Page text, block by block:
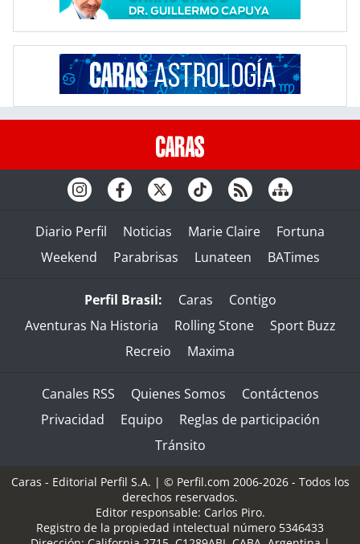
Diario Perfil Noticias Marie Claire
Fortuna
Weekend
Parabrisas Lunateen BATimes
Perfil Brasil: Caras
Contigo
Aventuras Na Historia
Rolling Stone
Sport Buzz
Recreio
Maxima
Canales RSS Quienes Somos
Contáctenos
Privacidad
Equipo
Reglas de participación
Tránsito
Caras - Editorial Perfil S.A. | © Perfil.com 2006-2026 - Todos los
derechos reservados.
Editor responsable: Carlos Piro.
Registro de la propiedad intelectual número 5346433